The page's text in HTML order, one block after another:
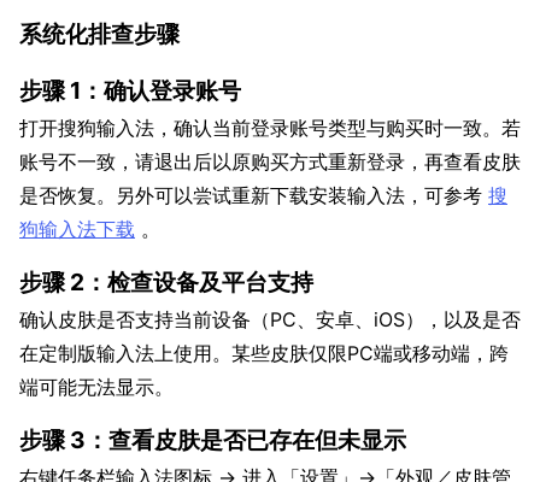
系统化排查步骤
步骤 1：确认登录账号
打开搜狗输入法，确认当前登录账号类型与购买时一致。若
账号不一致，请退出后以原购买方式重新登录，再查看皮肤
是否恢复。另外可以尝试重新下载安装输入法，可参考 搜
狗输入法下载 。
步骤 2：检查设备及平台支持
确认皮肤是否支持当前设备（PC、安卓、iOS），以及是否
在定制版输入法上使用。某些皮肤仅限PC端或移动端，跨
端可能无法显示。
步骤 3：查看皮肤是否已存在但未显示
右键任务栏输入法图标 → 进入「设置」→「外观／皮肤管